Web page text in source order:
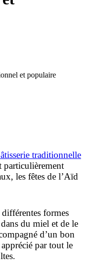
traditionnelle
particulièrement
les fêtes de l’Aïd
formes
du miel et de le
d’un bon
par tout le